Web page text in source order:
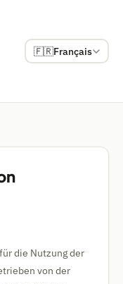
🇫🇷Français
die Nutzung der
von der